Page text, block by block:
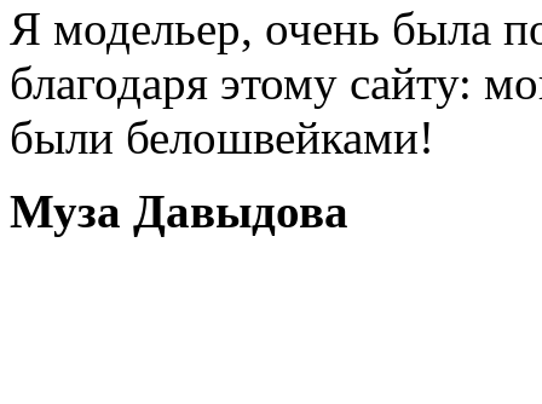
Я модельер, очень была
благодаря этому сайту:
были белошвейками!
Муза Давыдова